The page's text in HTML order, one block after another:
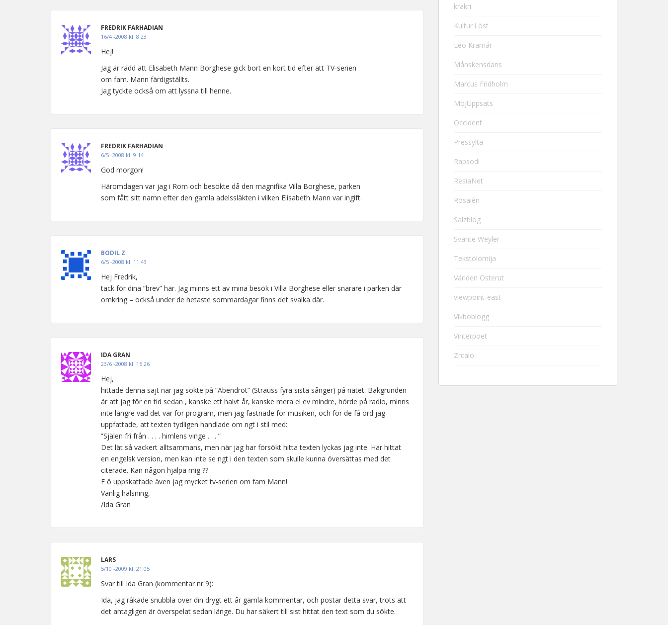
FREDRIK FARHADIAN
16/4 -2008 kl. 8:23
Hej!
Jag är rädd att Elisabeth Mann Borghese gick bort en kort tid efter att TV-serien
om fam. Mann färdigställts.
Jag tyckte också om att lyssna till henne.
FREDRIK FARHADIAN
6/5 -2008 kl. 9:14
God morgon!
Häromdagen var jag i Rom och besökte då den magnifika Villa Borghese, parken
som fått sitt namn efter den gamla adelssläkten i vilken Elisabeth Mann var ingift.
BODIL Z
6/5 -2008 kl. 11:43
Hej Fredrik,
tack för dina ”brev” här. Jag minns ett av mina besök i Villa Borghese eller snarare i parken där
omkring – också under de hetaste sommardagar finns det svalka där.
IDA GRAN
23/6 -2008 kl. 15:26
Hej,
hittade denna sajt när jag sökte på ”Abendrot” (Strauss fyra sista sånger) på nätet. Bakgrunden
är att jag för en tid sedan , kanske ett halvt år, kanske mera el ev mindre, hörde på radio, minns
inte längre vad det var för program, men jag fastnade för musiken, och för de få ord jag
uppfattade, att texten tydligen handlade om ngt i stil med:
”Själen fri från . . . . himlens vinge . . . ”
Det lät så vackert alltsammans, men när jag har försökt hitta texten lyckas jag inte. Har hittat
en engelsk version, men kan inte se ngt i den texten som skulle kunna översättas med det
citerade. Kan någon hjälpa mig ??
F ö uppskattade även jag mycket tv-serien om fam Mann!
Vänlig hälsning,
/Ida Gran
LARS
5/10 -2009 kl. 21:05
Svar till Ida Gran (kommentar nr 9):
Ida, jag råkade snubbla över din drygt ett år gamla kommentar, och postar detta svar, trots att
det antagligen är överspelat sedan länge. Du har säkert till sist hittat den text som du sökte.
krakri
Kultur i öst
Leo Kramár
Månskensdans
Marcus Fridholm
MojUppsats
Occident
Pressylta
Rapsodi
ResiaNet
Rosaièn
Salzblog
Svante Weyler
Tekstolomija
Världen Österut
viewpoint-east
Vikboblogg
Vinterpoet
Zrcalo